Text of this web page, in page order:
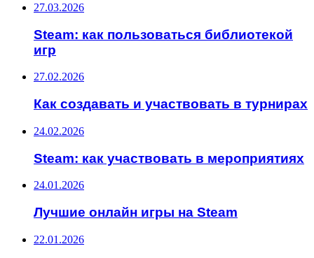
27.03.2026
Steam: как пользоваться библиотекой
игр
27.02.2026
Как создавать и участвовать в турнирах
24.02.2026
Steam: как участвовать в мероприятиях
24.01.2026
Лучшие онлайн игры на Steam
22.01.2026